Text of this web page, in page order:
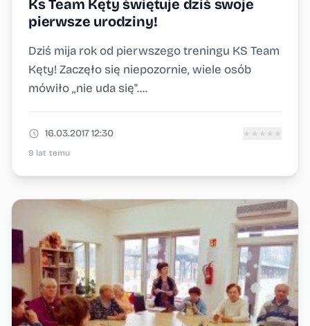
Ks Team Kęty świętuje dziś swoje
pierwsze urodziny!
Dziś mija rok od pierwszego treningu KS Team
Kęty! Zaczęło się niepozornie, wiele osób
mówiło ,,nie uda się"....
16.03.2017 12:30 ★ ★ ★ ★ ★
9 lat temu